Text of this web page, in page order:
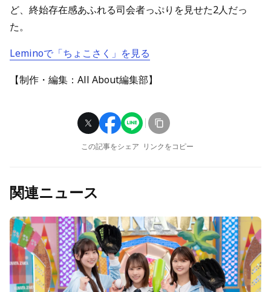
ど、終始存在感あふれる司会者っぷりを見せた2人だっ
た。
Leminoで「ちょこさく」を見る
【制作・編集：All About編集部】
この記事をシェア リンクをコピー
関連ニュース